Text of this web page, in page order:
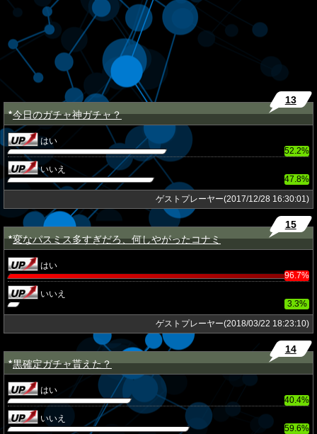
★今日のガチャ神ガチャ？
13
はい
52.2%
いいえ
47.8%
ゲストプレーヤー(2017/12/28 16:30:01)
★変なパスミス多すぎだろ、何しやがったコナミ
15
はい
96.7%
いいえ
3.3%
ゲストプレーヤー(2018/03/22 18:23:10)
★黒確定ガチャ貰えた？
14
はい
40.4%
いいえ
59.6%